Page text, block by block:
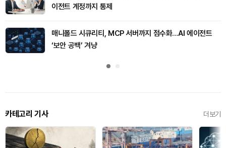
이전트 계정까지 통제
매니폴드 시큐리티, MCP 서버까지 점수화…AI 에이전트
‘보안 공백’ 겨냥
카테고리 기사 더보기